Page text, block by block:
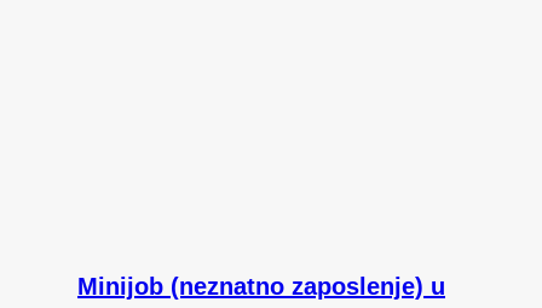
Minijob (neznatno zaposlenje) u